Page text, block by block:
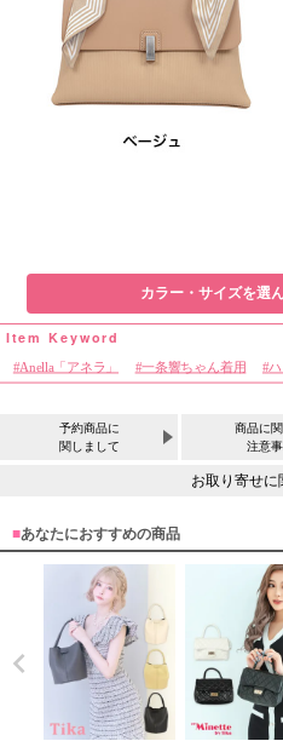
カラー・サイズを選
Anella「アネラ」 一条響ちゃん着用
予約商品に
関しまして
商品に
注意
お取り寄せに
■あなたにおすすめの商品